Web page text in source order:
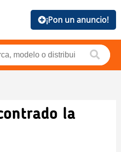
¡Pon un anuncio!
la